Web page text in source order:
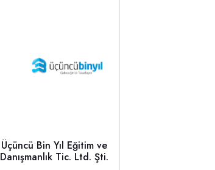
Üçüncü Bin Yıl Eğitim ve
Danışmanlık Tic. Ltd. Şti.